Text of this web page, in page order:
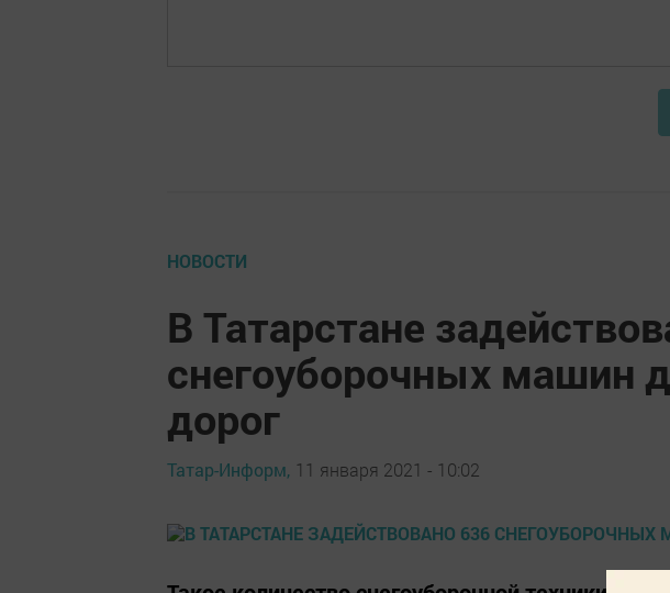
НОВОСТИ
В Татарстане
снегоуборочных машин
дорог
Татар-Информ, 11 января 2021 - 10:02